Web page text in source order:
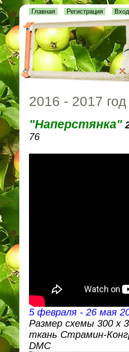
Главная Регистрация Вход
2016 - 2017 год
"Наперстянка"
76
5 февраля - 26 мая
Размер схемы 300 х
ткань Страмин-
DMC